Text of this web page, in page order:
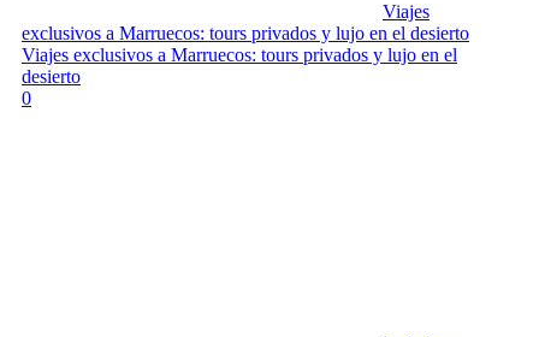
Viajes
exclusivos a Marruecos: tours privados y lujo en el desierto
Viajes exclusivos a Marruecos: tours privados y lujo en el
desierto
0